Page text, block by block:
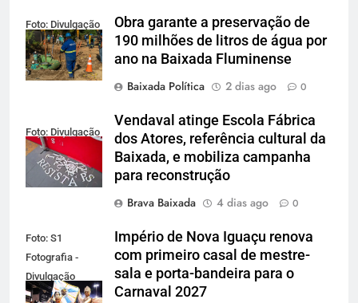
Foto: Divulgação
Obra garante a preservação de
190 milhões de litros de água por
ano na Baixada Fluminense
Baixada Política
2 dias ago 0
Foto: Divulgação
Vendaval atinge Escola Fábrica
dos Atores, referência cultural da
Baixada, e mobiliza campanha
para reconstrução
Brava Baixada
4 dias ago 0
Foto: S1
Fotografia -
Divulgação
Gardel
Império de Nova Iguaçu renova
com primeiro casal de mestre-
sala e porta-bandeira para o
Carnaval 2027